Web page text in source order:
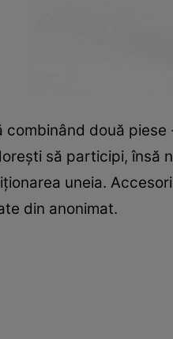
combinând două
să participi, însă
uneia.
din anonimat.